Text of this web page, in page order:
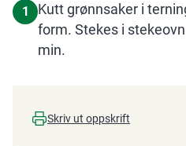
1
Kutt grønnsaker i
form. Stekes i
min.
Skriv ut oppskrift